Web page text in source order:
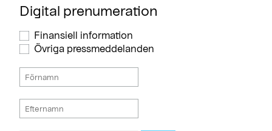
Digital prenumeration
Finansiell information
Övriga pressmeddelanden